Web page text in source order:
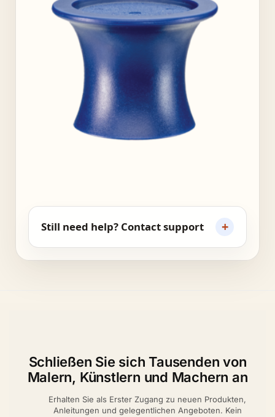
Still need help? Contact support +
Schließen Sie sich Tausenden von
Malern, Künstlern und Machern an
Erhalten Sie als Erster Zugang zu neuen Produkten,
Anleitungen und gelegentlichen Angeboten. Kein